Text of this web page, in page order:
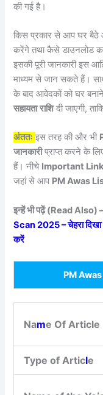
की गई है।
किस प्रकार से आप घर बैठे
करेंगे तथा कैसे डाउनलोड
इसकी पूरी जानकारी इस
माध्यम से जान सकते हैं।
के बाद आवेदकों को घर
सहायता राशिदी जाएगी,
अंततः इस तरह की और भी
जानकारीप्राप्त करने के
हैं। नीचे Important
जहां से आप PM Awas
इन्हें भी पढ़ें (Read Also)
Scan 2025 – चेहरा
करें
PM
Name Of Article
Type of Article